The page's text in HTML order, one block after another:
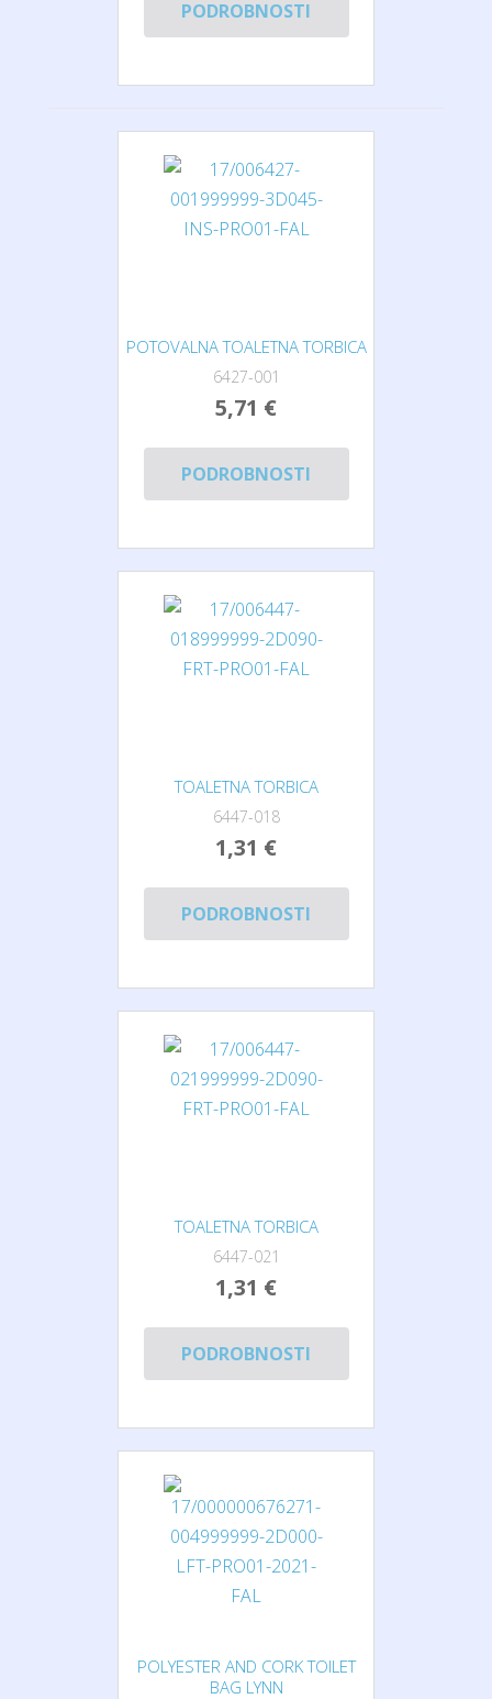
PODROBNOSTI
POTOVALNA TOALETNA TORBICA
6427-001
5,71 €
PODROBNOSTI
TOALETNA TORBICA
6447-018
1,31 €
PODROBNOSTI
TOALETNA TORBICA
6447-021
1,31 €
PODROBNOSTI
POLYESTER AND CORK TOILET
BAG LYNN